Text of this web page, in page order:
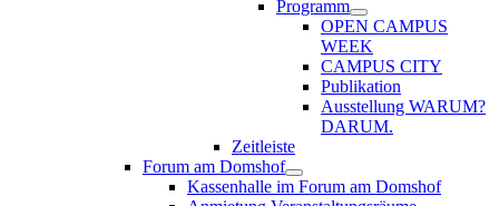
Programm
OPEN CAMPUS
WEEK
CAMPUS CITY
Publikation
Ausstellung WARUM?
DARUM.
Zeitleiste
Forum am Domshof
Kassenhalle im Forum am Domshof